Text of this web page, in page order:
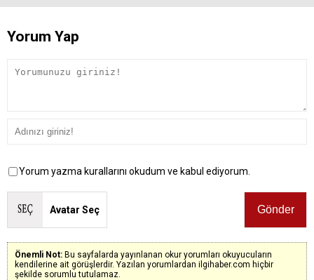
Yorum Yap
Yorum yazma kurallarını okudum ve kabul ediyorum.
Avatar Seç
Önemli Not: Bu sayfalarda yayınlanan okur yorumları okuyucuların
kendilerine ait görüşlerdir. Yazılan yorumlardan ilgihaber.com hiçbir
şekilde sorumlu tutulamaz.